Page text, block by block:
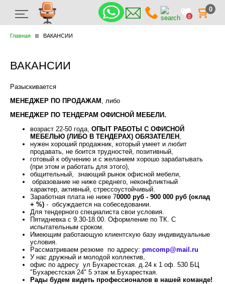
0
0
Главная ВАКАНСИИ
ВАКАНСИИ
Разыскивается
МЕНЕДЖЕР ПО ПРОДАЖАМ , либо
МЕНЕДЖЕР ПО ТЕНДЕРАМ ОФИСНОЙ МЕБЕЛИ.
возраст 22-50 года, ОПЫТ РАБОТЫ С ОФИСНОЙ
МЕБЕЛЬЮ (ЛИБО В ТЕНДЕРАХ) ОБЯЗАТЕЛЕН ,
нужен хороший продажник, который умеет и любит
продавать, не боится трудностей, позитивный,
готовый к обучению и с желанием хорошо зарабатывать
(при этом и работать для этого),
общительный, знающий рынок офисной мебели,
образование не ниже среднего, неконфликтный
характер, активный, стрессоустойчивый.
Заработная плата не ниже 70000 руб - 900 000 руб (оклад
+ %) - обсуждается на собеседовании.
Для тендерного специалиста свои условия.
Пятидневка с 9.30-18.00. Оформление по ТК. С
испытательным сроком.
Имеющим работающую клиентскую базу индивидуальные
условия.
Рассматриваем резюме по адресу: pmcomp@mail.ru
У нас дружный и молодой коллектив,
офис по адресу ул Бухарестская. д.24 к 1 оф. 530 БЦ
"Бухарестская 24" 5 этаж м.Бухаресткая.
Рады будем видеть профессионалов в нашей команде!